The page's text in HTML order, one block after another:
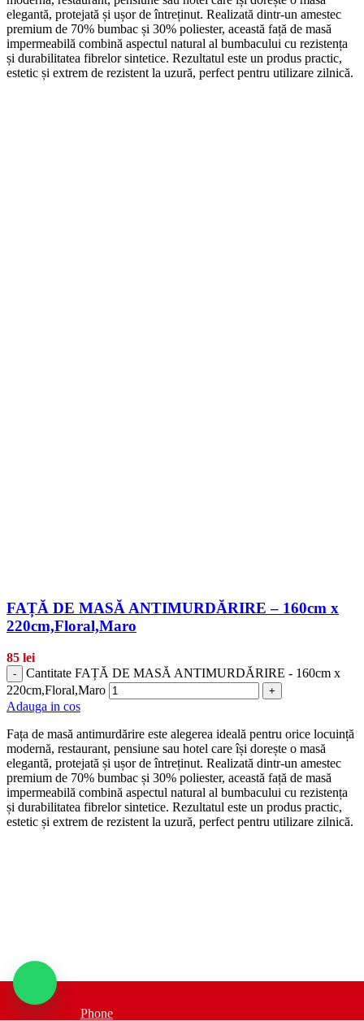
elegantă, protejată și ușor de întreținut. Realizată dintr-un amestec
premium de 70% bumbac și 30% poliester, această față de masă
impermeabilă combină aspectul natural al bumbacului cu rezistența
și durabilitatea fibrelor sintetice. Rezultatul este un produs practic,
estetic și extrem de rezistent la uzură, perfect pentru utilizare zilnică.
FAȚĂ DE MASĂ ANTIMURDĂRIRE – 160cm x
220cm,Floral,Maro
85 lei
-
Cantitate FAȚĂ DE MASĂ ANTIMURDĂRIRE - 160cm x
220cm,Floral,Maro
+
Adauga in cos
Fața de masă antimurdărire este alegerea ideală pentru orice locuință
modernă, restaurant, pensiune sau hotel care își dorește o masă
elegantă, protejată și ușor de întreținut. Realizată dintr-un amestec
premium de 70% bumbac și 30% poliester, această față de masă
impermeabilă combină aspectul natural al bumbacului cu rezistența
și durabilitatea fibrelor sintetice. Rezultatul este un produs practic,
estetic și extrem de rezistent la uzură, perfect pentru utilizare zilnică.
Phone